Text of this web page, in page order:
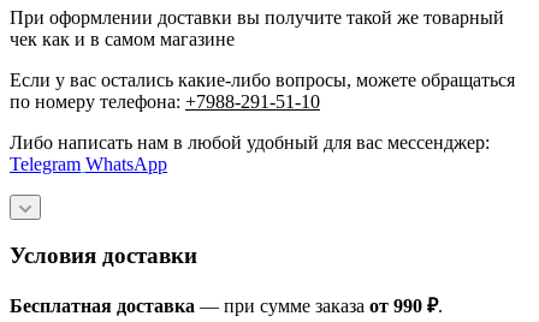
При оформлении доставки вы получите такой же товарный
чек как и в самом магазине
Если у вас остались какие-либо вопросы, можете обращаться
по номеру телефона: +7988-291-51-10
Либо написать нам в любой удобный для вас мессенджер:
Telegram WhatsApp
Условия доставки
Бесплатная доставка — при сумме заказа от 990 ₽.